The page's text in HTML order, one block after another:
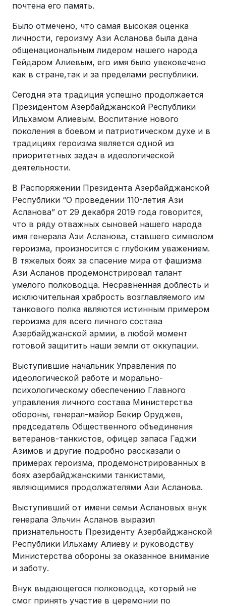
почтена его память.
Было отмечено, что самая высокая оценка
личности, героизму Ази Асланова была дана
общенациональным лидером нашего народа
Гейдаром Алиевым, его имя было увековечено
как в стране,так и за пределами республики.
Сегодня эта традиция успешно продолжается
Президентом Азербайджанской Республики
Ильхамом Алиевым. Воспитание нового
поколения в боевом и патриотическом духе и в
традициях героизма является одной из
приоритетных задач в идеологической
деятельности.
В Распоряжении Президента Азербайджанской
Республики “О проведении 110-летия Ази
Асланова” от 29 декабря 2019 года говорится,
что в ряду отважных сыновей нашего народа
имя генерала Ази Асланова, ставшего символом
героизма, произносится с глубоким уважением.
В тяжелых боях за спасение мира от фашизма
Ази Асланов продемонстрировал талант
умелого полководца. Несравненная доблесть и
исключительная храбрость возглавляемого им
танкового полка являются истинным примером
героизма для всего личного состава
Азербайджанской армии, в любой момент
готовой защитить наши земли от оккупации.
Выступившие начальник Управления по
идеологической работе и морально-
психологическому обеспечению Главного
управления личного состава Министерства
обороны, генерал-майор Бекир Оруджев,
председатель Общественного объединения
ветеранов-танкистов, офицер запаса Гаджи
Азимов и другие подробно рассказали о
примерах героизма, продемонстрированных в
боях азербайджанскими танкистами,
являющимися продолжателями Ази Асланова.
Выступивший от имени семьи Аслановых внук
генерала Эльчин Асланов выразил
признательность Президенту Азербайджанской
Республики Ильхаму Алиеву и руководству
Министерства обороны за оказанное внимание
и заботу.
Внук выдающегося полководца, который не
смог принять участие в церемонии по